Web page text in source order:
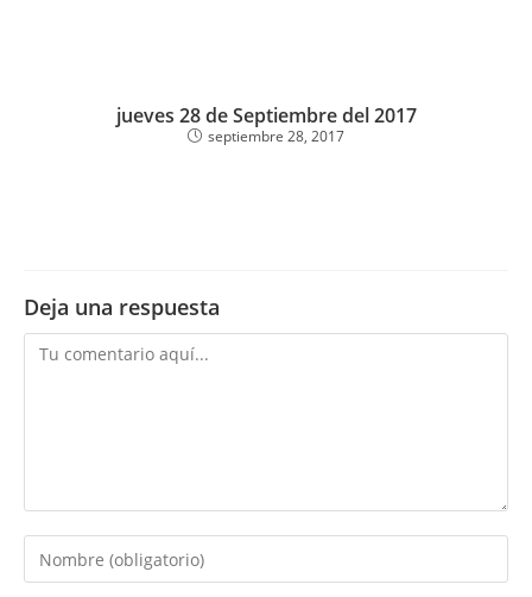
jueves 28 de Septiembre del 2017
septiembre 28, 2017
Deja una respuesta
Comentario
Introduce
tu